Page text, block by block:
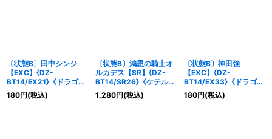
〔状態B〕田中シンジ
【EXC】{DZ-
BT14/EX21}《ドラゴン
エンパイア》
180円(税込)
〔状態B〕鴻恩の騎士オ
ルカデス【SR】{DZ-
BT14/SR26}《ケテルサ
ンクチュアリ》
1,280円(税込)
〔状態B〕神田強
【EXC】{DZ-
BT14/EX33}《ドラゴン
エンパイア》
180円(税込)